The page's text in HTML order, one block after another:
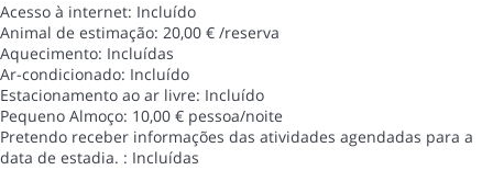
Acesso à internet: Incluído
Animal de estimação: 20,00 € /reserva
Aquecimento: Incluídas
Ar-condicionado: Incluído
Estacionamento ao ar livre: Incluído
Pequeno Almoço: 10,00 € pessoa/noite
Pretendo receber informações das atividades agendadas para a
data de estadia. : Incluídas